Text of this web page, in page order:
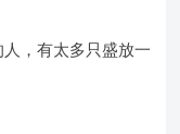
，有太多只盛放一